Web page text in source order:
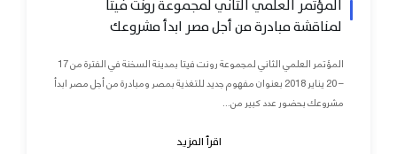
المؤتمر العلمي الثاني لمجموعة رونت فيتا
لمناقشة مبادرة من أجل مصر ابدأ مشروعك
المؤتمر العلمي الثاني لمجموعة رونت فيتا بمدينة السخنة في الفترة من 17
– 20 يناير 2018 بعنوان مفهوم جديد للتغذية بمصر ومبادرة من أجل مصر ابدأ
مشروعك بحضور عدد كبير من...
اقرأ المزيد